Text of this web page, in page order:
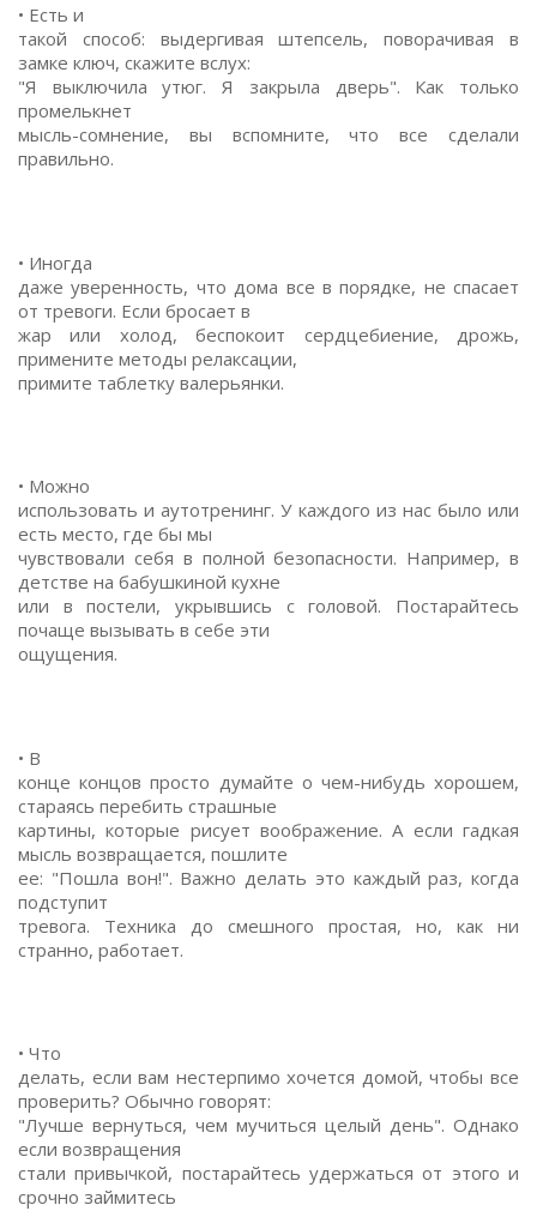
• Есть и
такой способ: выдергивая штепсель, поворачивая в
замке ключ, скажите вслух:
"Я выключила утюг. Я закрыла дверь". Как только
промелькнет
мысль-сомнение, вы вспомните, что все сделали
правильно.
• Иногда
даже уверенность, что дома все в порядке, не спасает
от тревоги. Если бросает в
жар или холод, беспокоит сердцебиение, дрожь,
примените методы релаксации,
примите таблетку валерьянки.
• Можно
использовать и аутотренинг. У каждого из нас было или
есть место, где бы мы
чувствовали себя в полной безопасности. Например, в
детстве на бабушкиной кухне
или в постели, укрывшись с головой. Постарайтесь
почаще вызывать в себе эти
ощущения.
• В
конце концов просто думайте о чем-нибудь хорошем,
стараясь перебить страшные
картины, которые рисует воображение. А если гадкая
мысль возвращается, пошлите
ее: "Пошла вон!". Важно делать это каждый раз, когда
подступит
тревога. Техника до смешного простая, но, как ни
странно, работает.
• Что
делать, если вам нестерпимо хочется домой, чтобы все
проверить? Обычно говорят:
"Лучше вернуться, чем мучиться целый день". Однако
если возвращения
стали привычкой, постарайтесь удержаться от этого и
срочно займитесь